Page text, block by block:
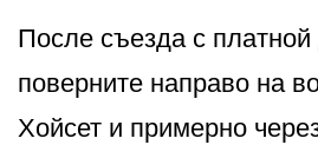
После съезда с платной
поверните направо на
Хойсет и примерно